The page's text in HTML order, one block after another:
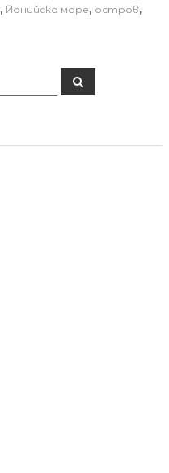
, Йонийско море, остров,
Т
ъ
е